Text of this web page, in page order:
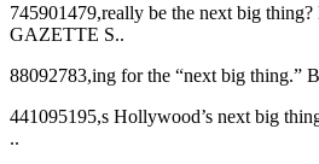
745901479,really be the next big
GAZETTE S..
88092783,ing for the “next big thing.”
441095195,s Hollywood’s next big
..